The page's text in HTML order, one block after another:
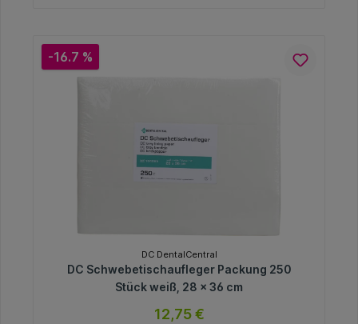
-16.7 %
DC DentalCentral
DC Schwebetischaufleger Packung 250
Stück weiß, 28 x 36 cm
12,75 €